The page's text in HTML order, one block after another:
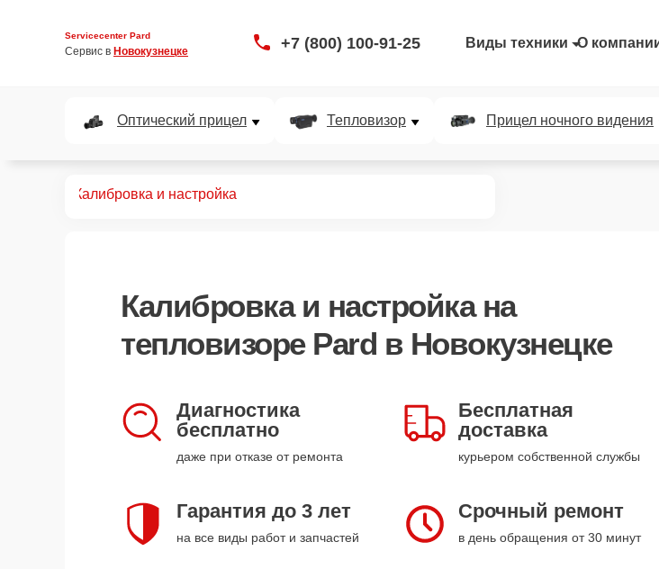
Servicecenter Pard
Сервис в Новокузнецке +7 (800) 100-91-25 Виды техники О
Оптический прицел Тепловизор Прицел ночного видения
Калибровка и настройка
Калибровка и настройкана
тепловизоре Pard в Новокузнецке
Диагностика
бесплатно
даже при отказе от ремонта
Бесплатная
доставка
курьером собственной службы
Гарантия до 3 лет
на все виды работ и запчастей
Срочный ремонт
в день обращения от 30 минут